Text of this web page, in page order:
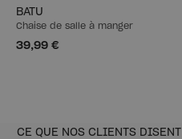
BATU
Chaise de salle à manger
39,99 €
CE QUE NOS CLIENTS DISENT